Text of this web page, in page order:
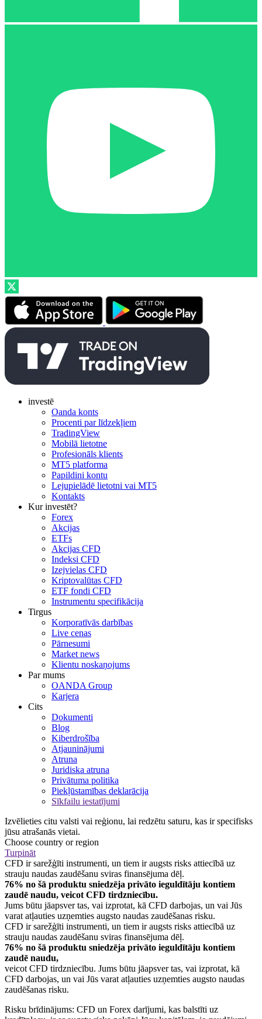
investē
Oanda konts
Procenti par līdzekļiem
TradingView
Mobilā lietotne
Profesionāls klients
MT5 platforma
Papildini kontu
Lejupielādē lietotni vai MT5
Kontakts
Kur investēt?
Forex
Akcijas
ETFs
Akcijas CFD
Indeksi CFD
Izejvielas CFD
Kriptovalūtas CFD
ETF fondi CFD
Instrumentu specifikācija
Tirgus
Korporatīvās darbības
Live cenas
Pārnesumi
Market news
Klientu noskaņojums
Par mums
OANDA Group
Karjera
Cits
Dokumenti
Blog
Kiberdrošība
Atjauninājumi
Atruna
Juridiska atruna
Privātuma politika
Piekļūstamības deklarācija
Sīkfailu iestatījumi
Izvēlieties citu valsti vai reģionu, lai redzētu saturu, kas ir specifisks
jūsu atrašanās vietai.
Choose country or region
Turpināt
CFD ir sarežģīti instrumenti, un tiem ir augsts risks attiecībā uz
strauju naudas zaudēšanu sviras finansējuma dēļ.
76% no šā produktu sniedzēja privāto ieguldītāju kontiem
zaudē naudu, veicot CFD tirdzniecību.
Jums būtu jāapsver tas, vai izprotat, kā CFD darbojas, un vai Jūs
varat atļauties uzņemties augsto naudas zaudēšanas risku.
CFD ir sarežģīti instrumenti, un tiem ir augsts risks attiecībā uz
strauju naudas zaudēšanu sviras finansējuma dēļ.
76% no šā produktu sniedzēja privāto ieguldītāju kontiem
zaudē naudu,
veicot CFD tirdzniecību. Jums būtu jāapsver tas, vai izprotat, kā
CFD darbojas, un vai Jūs varat atļauties uzņemties augsto naudas
zaudēšanas risku.
Risku brīdinājums: CFD un Forex darījumi, kas balstīti uz